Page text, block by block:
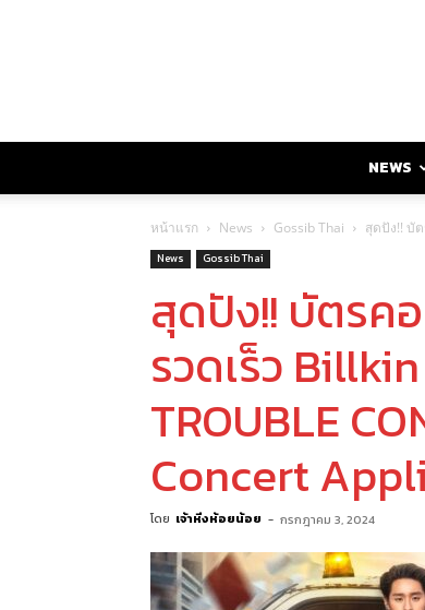
NEWS
หน้าแรก News Gossib Thai สุดปัง!! บัต
News Gossib Thai
สุดปัง!! บัตรคอ
รวดเร็ว
TROUBLE
Concert
โดย เจ้าหิ่งห้อยน้อย - กรกฎาคม 3, 2024